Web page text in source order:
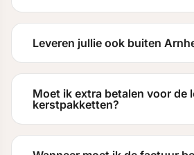
Leveren jullie ook buiten
Moet ik extra betalen voor de
kerstpakketten?